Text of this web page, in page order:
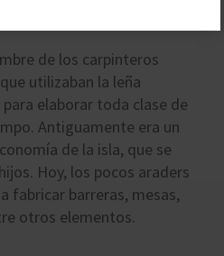
de los carpinteros
utilizaban la leña
elaborar toda clase de
Antiguamente era un
de la isla, que se
Hoy, los pocos araders
fabricar barreras, mesas,
otros elementos.